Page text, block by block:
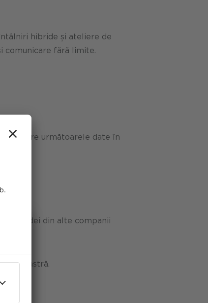
hibride și ateliere de
comunicare fără limite.
dintre următoarele date în
idei din alte companii